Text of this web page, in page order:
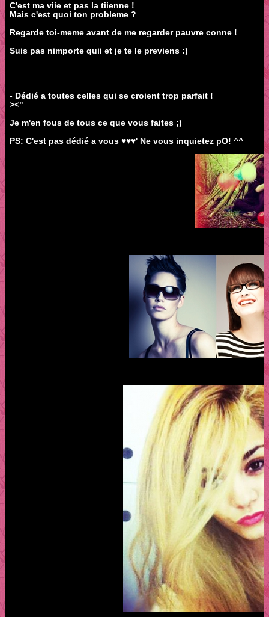
C'est ma viie et pas la tiienne !
Mais c'est quoi ton probleme ?
Regarde toi-meme avant de me regarder pauvre conne !
Suis pas nimporte quii et je te le previens :)
- Dédié a toutes celles qui se croient trop parfait !
><"
Je m'en fous de tous ce que vous faites ;)
PS: C'est pas dédié a vous ♥♥♥' Ne vous inquietez pO! ^^